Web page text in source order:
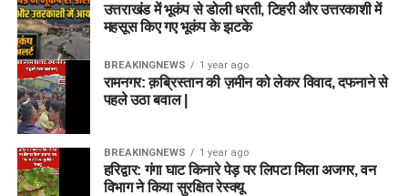
उत्तराखंड में भूकंप से डोली धरती, टिहरी और उत्तरकाशी में
महसूस किए गए भूकंप के झटके
BREAKINGNEWS 1 year ago
रामनगर: क़ब्रिस्तान की ज़मीन को लेकर विवाद, दफनाने से
पहले उठा बवाल |
BREAKINGNEWS 1 year ago
हरिद्वार: गंगा घाट किनारे पेड़ पर लिपटा मिला अजगर, वन
विभाग ने किया सुरक्षित रेस्क्यू